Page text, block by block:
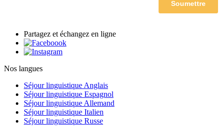
Partagez et échangez en ligne
Nos langues
Séjour linguistique Anglais
Séjour linguistique Espagnol
Séjour linguistique Allemand
Séjour linguistique Italien
Séjour linguistique Russe